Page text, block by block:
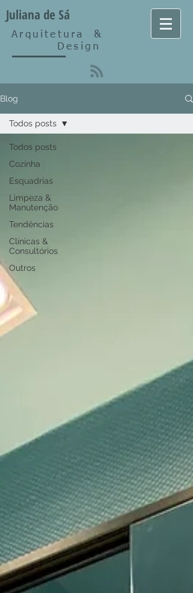
Arquitetura&
Design
Juliana de Sá
Blog
Todos posts
Cozinha
Esquadrias
Limpeza &
Manutenção
Tendências
Clínicas &
Consultórios
Outros
Todos posts